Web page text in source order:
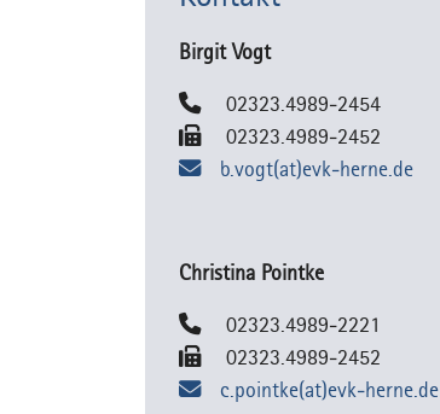
Birgit Vogt
02323.4989-2454
02323.4989-2452
b.vogt(at)evk-herne.de
Christina Pointke
02323.4989-2221
02323.4989-2452
c.pointke(at)evk-herne.de